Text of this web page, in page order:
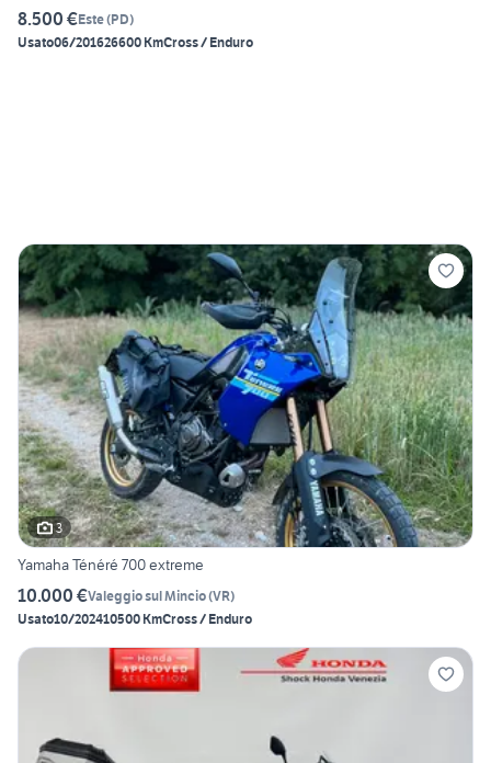
8.500 €Este(PD)
Usato06/201626600 KmCross / Enduro
3
Yamaha Ténéré 700 extreme
10.000 €Valeggio sul Mincio(VR)
Usato10/202410500 KmCross / Enduro